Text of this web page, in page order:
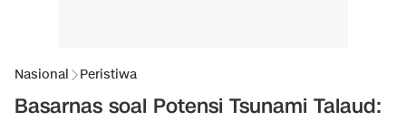
Nasional Peristiwa
Basarnas soal Potensi Tsunami Talaud: